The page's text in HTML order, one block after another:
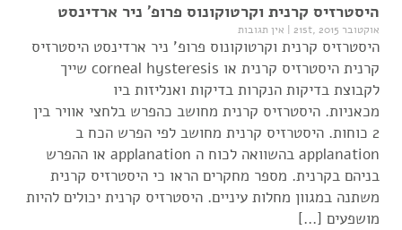
היסטרזיס קרנית וקרטוקונוס פרופ' ניר ארדינסט
אוקטובר 21st, 2015 | אין תגובות
היסטרזיס קרנית וקרטוקונוס פרופ' ניר ארדינסט היסטרזיס
קרנית היסטרזיס קרנית או corneal hysteresis שייך
לקבוצת בדיקות הנקרות בדיקות ואנליזות ביו
מכאניות. היסטרזיס קרנית מחושב כהפרש בלחצי אוויר בין
2 כוחות. היסטרזיס קרנית מחושב לפי הפרש הכח ב
applanation בהשוואה לכוח ה applanation או ההפרש
בניהם בקרנית. מספר מחקרים הראו כי היסטרזיס קרנית
משתנה במגוון מחלות עיניים. היסטרזיס קרנית יכולים להיות
מושפעים […]